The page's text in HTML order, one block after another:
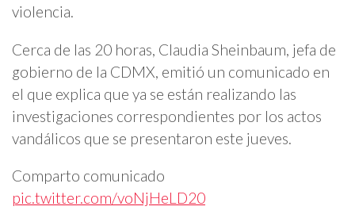
violencia.
Cerca de las 20 horas, Claudia Sheinbaum, jefa de
gobierno de la CDMX, emitió un comunicado en
el que explica que ya se están realizando las
investigaciones correspondientes por los actos
vandálicos que se presentaron este jueves.
Comparto comunicado
pic.twitter.com/voNjHeLD20